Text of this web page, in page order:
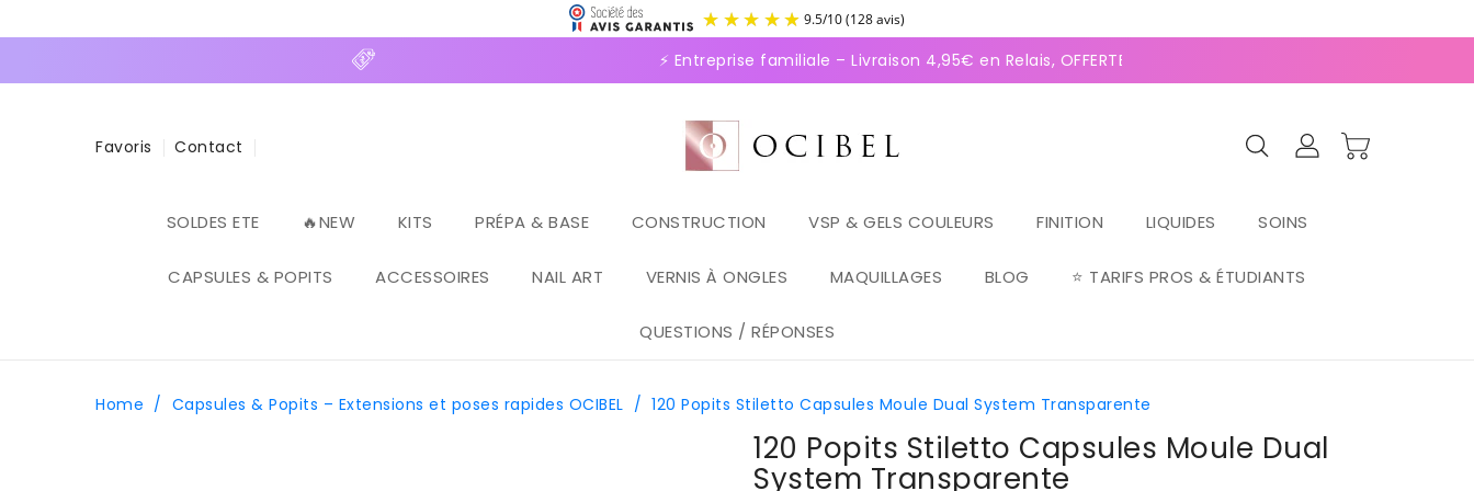
⚡ Entreprise familiale – Livraison 4,95€ en Relais, OFFERTE dès 70€ ⚡Paiement 2-4x Alma ⚡
Favoris Contact
SOLDES ETE 🔥NEW KITS PRÉPA & BASE CONSTRUCTION VSP & GELS COULEURS FINITION LIQUIDES SOINS
CAPSULES & POPITS ACCESSOIRES NAIL ART VERNIS À ONGLES MAQUILLAGES BLOG ⭐ TARIFS PROS & ÉTUDIANTS
QUESTIONS / RÉPONSES
Home / Capsules & Popits – Extensions et poses rapides OCIBEL / 120 Popits Stiletto Capsules Moule Dual System Transparente
120 Popits Stiletto Capsules Moule Dual
System Transparente